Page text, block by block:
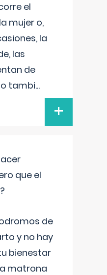
el
mujer o,
la
las
de
tambi...
+
que el
de
y no hay
bienestar
matrona